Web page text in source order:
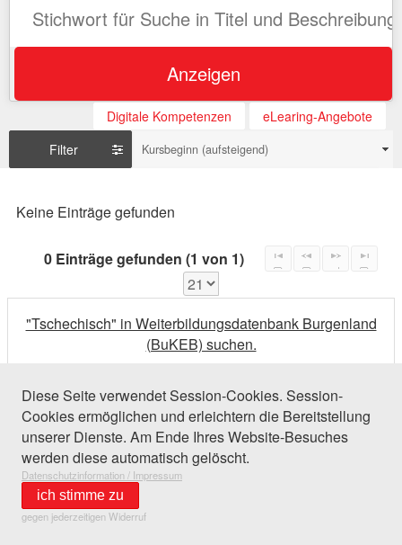
Anzeigen
Digitale Kompetenzen
eLearing-Angebote
Filter
Kursbeginn (aufsteigend)
Keine Einträge gefunden
0 Einträge gefunden (1 von 1)
"Tschechisch" in Weiterbildungsdatenbank Burgenland
(BuKEB) suchen.
Diese Seite verwendet Session-Cookies. Session-
Cookies ermöglichen und erleichtern die Bereitstellung
unserer Dienste. Am Ende Ihres Website-Besuches
werden diese automatisch gelöscht.
Datenschutzinformation / Impressum
ich stimme zu
gegen jederzeitigen Widerruf